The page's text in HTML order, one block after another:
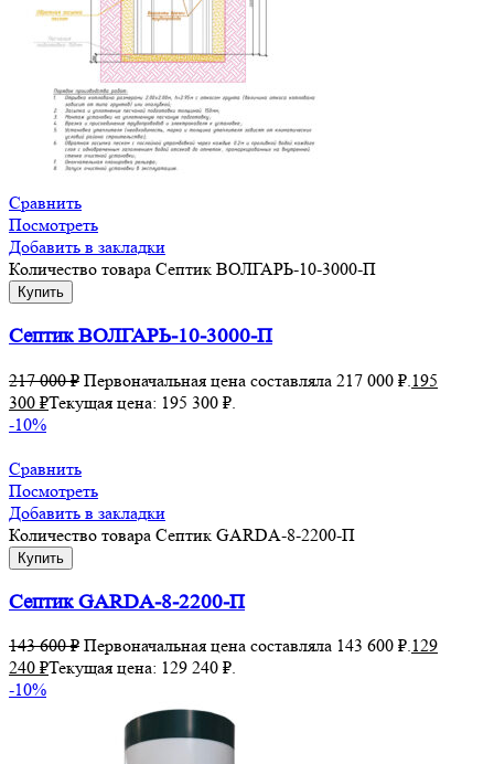
Сравнить
Посмотреть
Добавить в закладки
Количество товара Септик ВОЛГАРЬ-10-3000-П
Купить
Септик ВОЛГАРЬ-10-3000-П
217 000₽ Первоначальная цена составляла 217 000 ₽.195
300 ₽Текущая цена: 195 300 ₽.
-10%
Сравнить
Посмотреть
Добавить в закладки
Количество товара Септик GARDA-8-2200-П
Купить
Септик GARDA-8-2200-П
143 600₽ Первоначальная цена составляла 143 600 ₽.129
240 ₽Текущая цена: 129 240 ₽.
-10%